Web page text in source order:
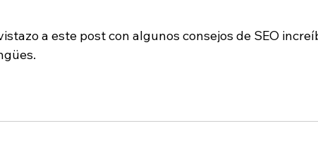
a este post con algunos consejos de SEO